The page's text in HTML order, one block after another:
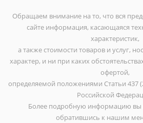
Обращаем внимание на то, что вся
сайте информация, касающаяся
характеристик,
а также стоимости товаров и услуг,
характер, и ни при каких
офертой,
определяемой положениями Статьи 437
Российской
Более подробную информацию вы
обратившись к нашим